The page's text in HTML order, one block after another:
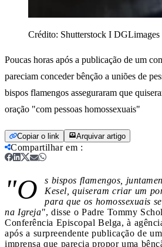
Crédito: Shutterstock I DGLimages
Poucas horas após a publicação de um
pareciam conceder bênção a uniões de
bispos flamengos asseguraram que
oração "com pessoas homossexuais"
Copiar o link Arquivar artigo
Compartilhar em :
"O
s bispos flamengos,
Kesel, quiseram criar um
para que os homossexuais
na Igreja", disse o Padre Tommy
Conferência Episcopal Belga, à
após a surpreendente publicação de
imprensa que parecia propor uma